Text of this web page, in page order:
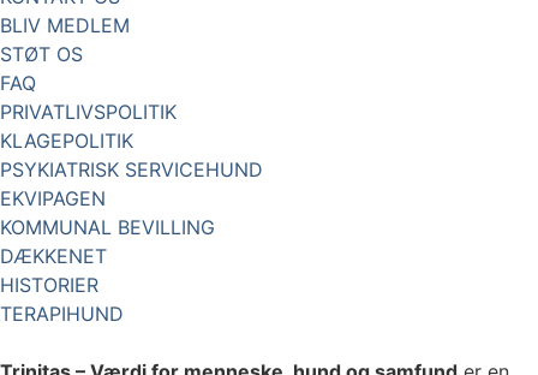
BLIV MEDLEM
STØT OS
FAQ
PRIVATLIVSPOLITIK
KLAGEPOLITIK
PSYKIATRISK SERVICEHUND
EKVIPAGEN
KOMMUNAL BEVILLING
DÆKKENET
HISTORIER
TERAPIHUND